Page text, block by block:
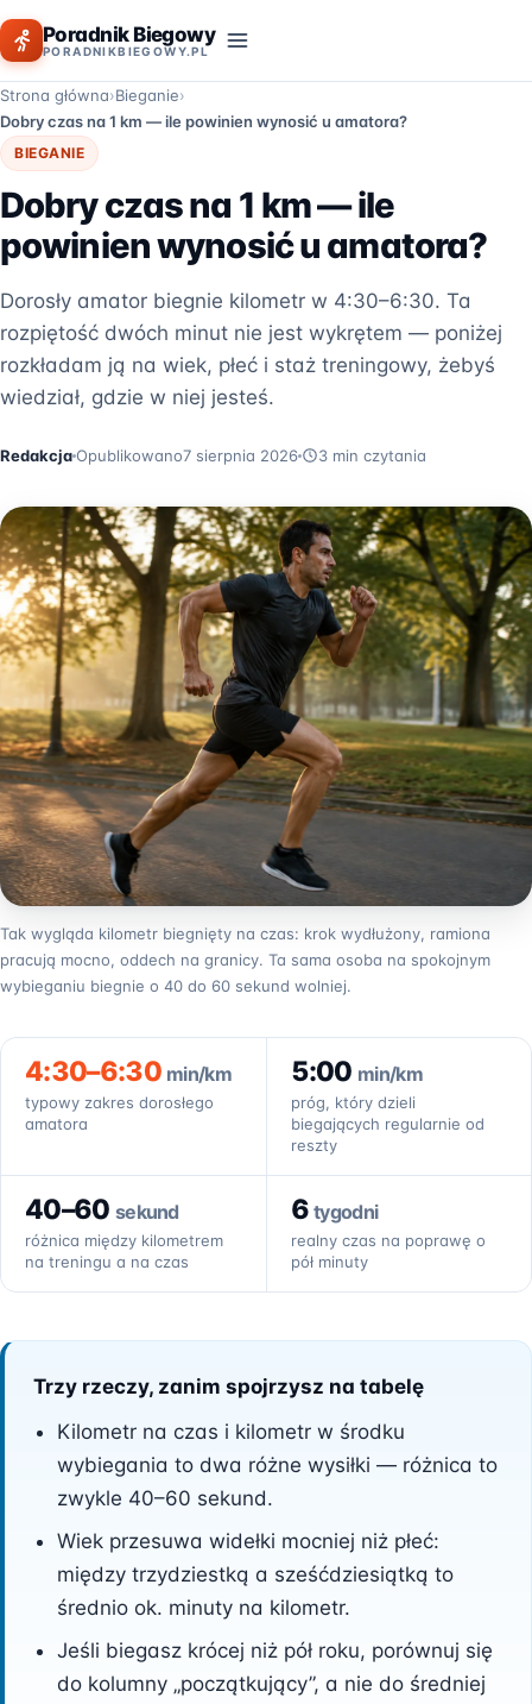
Poradnik Biegowy
PORADNIKBIEGOWY.PL
Strona główna Bieganie
Dobry czas na 1 km — ile powinien wynosić u amatora?
BIEGANIE
Dobry czas na 1 km — ile
powinien wynosić u amatora?
Dorosły amator biegnie kilometr w 4:30–6:30. Ta
rozpiętość dwóch minut nie jest wykrętem — poniżej
rozkładam ją na wiek, płeć i staż treningowy, żebyś
wiedział, gdzie w niej jesteś.
RedakcjaOpublikowano7 sierpnia 2026 3 min czytania
Tak wygląda kilometr biegnięty na czas: krok wydłużony, ramiona
pracują mocno, oddech na granicy. Ta sama osoba na spokojnym
wybieganiu biegnie o 40 do 60 sekund wolniej.
4:30–6:30 min/km
typowy zakres dorosłego
amatora
5:00 min/km
próg, który dzieli
biegających regularnie od
reszty
40–60 sekund
różnica między kilometrem
na treningu a na czas
6tygodni
realny czas na poprawę o
pół minuty
Trzy rzeczy, zanim spojrzysz na tabelę
Kilometr na czas i kilometr w środku
wybiegania to dwa różne wysiłki — różnica to
zwykle 40–60 sekund.
Wiek przesuwa widełki mocniej niż płeć:
między trzydziestką a sześćdziesiątką to
średnio ok. minuty na kilometr.
Jeśli biegasz krócej niż pół roku, porównuj się
do kolumny „początkujący”, a nie do średniej